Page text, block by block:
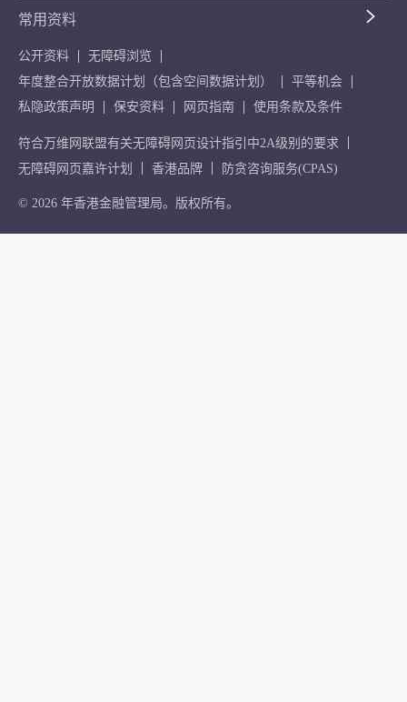
常用资料
公开资料
无障碍浏览
年度整合开放数据计划（包含空间数据计划）
平等机会
私隐政策声明
保安资料 网页指南 使用条款及条件
符合万维网联盟有关无障碍网页设计指引中2A级别的要求
无障碍网页嘉许计划
香港品牌 防贪咨询服务(CPAS)
© 2026 年香港金融管理局。版权所有。